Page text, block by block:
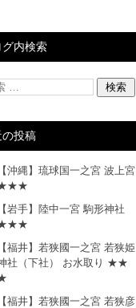
グ内検索
の投稿
【沖縄】琉球国一之宮 波上宮
【岩手】陸中一宮 駒形神社
【福井】若狭國一之宮 若狭姫
社（下社） お水取り ★★
【福井】若狭國一之宮 若狭彦